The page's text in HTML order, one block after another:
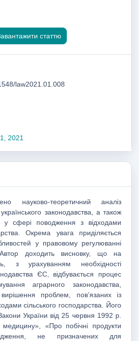
статтю
law2021.01.008
2021
науково-теоретичний аналіз
законодавства, а також
у сфері поводження з відходами
Окрема увага приділяється
у правовому регулюванні
Автор доходить висновку, що на
з урахуванням необхідності
ЄС, відбувається процес
аграрного законодавства,
проблем, пов’язаних із
сільського господарства. Його
України від 25 червня 1992 р.
«Про побічні продукти
не призначених для